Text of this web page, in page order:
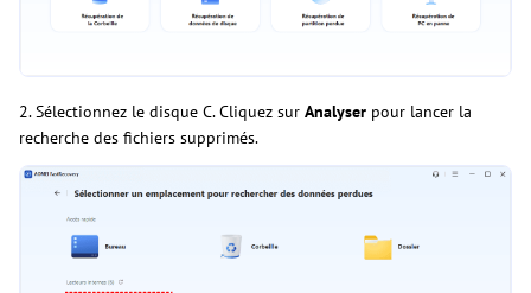
2. Sélectionnez le disque C. Cliquez sur Analyser pour lancer la
recherche des fichiers supprimés.